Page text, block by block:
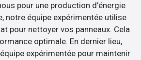
pour une production d’énergie
notre équipe expérimentée utilise
pour nettoyer vos panneaux. Cela
optimale. En dernier lieu,
expérimentée pour maintenir